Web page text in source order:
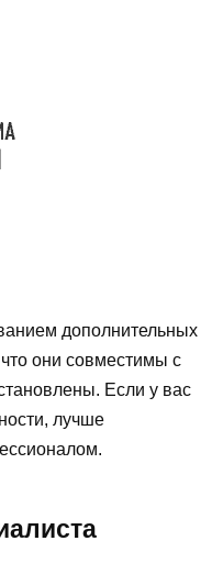
дополнительных
они совместимы с
Если у вас
лучше